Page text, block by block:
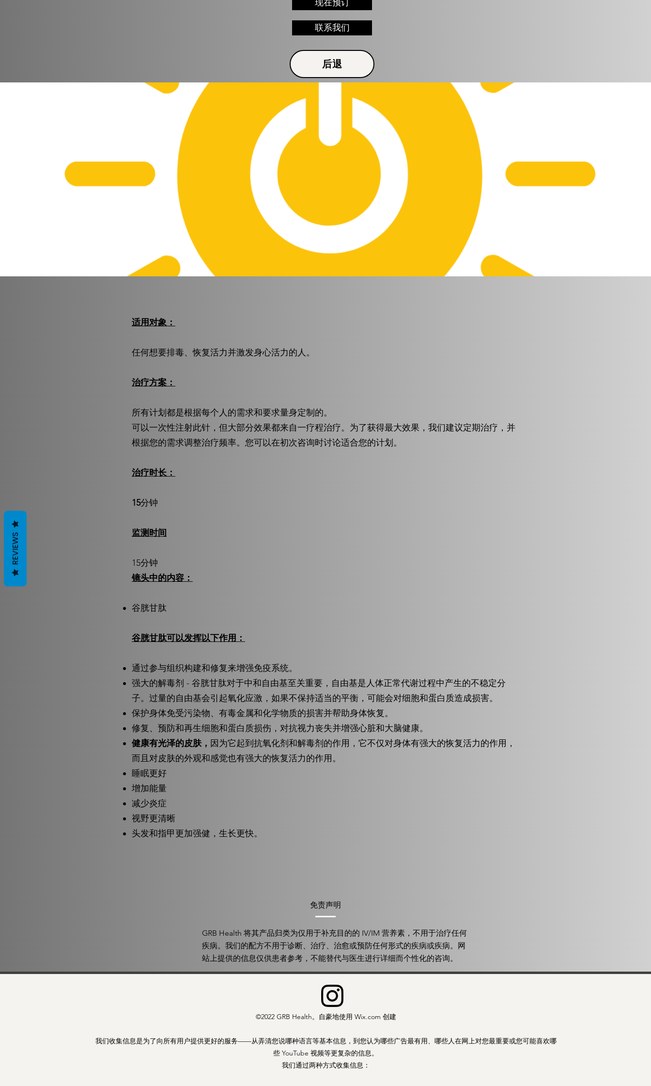
现在预订
联系我们
后退
适用对象：
任何想要排毒、恢复活力并激发身心活力的人。
治疗方案：
所有计划都是根据每个人的需求和要求量身定制的。
可以一次性注射此针，但大部分效果都来自一疗程治疗。为了获得最大效果，我们建议定期治疗，并
根据您的需求调整治疗频率。您可以在初次咨询时讨论适合您的计划。
治疗时长：
15分钟
监测时间
15分钟
镜头中的内容：
谷胱甘肽
谷胱甘肽可以发挥以下作用：
通过参与组织构建和修复来增强免疫系统。
强大的解毒剂 - 谷胱甘肽对于中和自由基至关重要，自由基是人体正常代谢过程中产生的不稳定分
子。过量的自由基会引起氧化应激，如果不保持适当的平衡，可能会对细胞和蛋白质造成损害。
保护身体免受污染物、有毒金属和化学物质的损害并帮助身体恢复。
修复、预防和再生细胞和蛋白质损伤，对抗视力丧失并增强心脏和大脑健康。
健康有光泽的皮肤， 因为它起到抗氧化剂和解毒剂的作用，它不仅对身体有强大的恢复活力的作用，
而且对皮肤的外观和感觉也有强大的恢复活力的作用。
睡眠更好
增加能量
减少炎症
视野更清晰
头发和指甲更加强健，生长更快。
免责声明
GRB Health 将其产品归类为仅用于补充目的的 IV/IM 营养素，不用于治疗任何
疾病。我们的配方不用于诊断、治疗、治愈或预防任何形式的疾病或疾病。网
站上提供的信息仅供患者参考，不能替代与医生进行详细而个性化的咨询。
©2022 GRB Health。自豪地使用 Wix.com 创建
我们收集信息是为了向所有用户提供更好的服务——从弄清您说哪种语言等基本信息，到您认为哪些广告最有用、哪些人在网上对您最重要或您可能喜欢哪
些 YouTube 视频等更复杂的信息。
我们通过两种方式收集信息：
REVIEWS